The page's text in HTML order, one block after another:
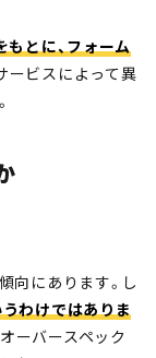
もとに、フォーム
ービスによって異
向にあります。し
わけではありま
ーバースペック